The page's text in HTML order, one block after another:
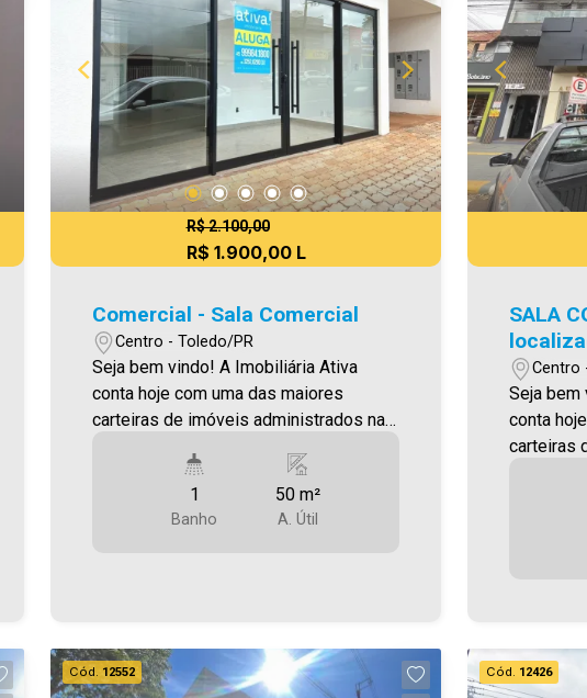
aqui prestadas são verdadeiras,
todavia, reservamo-nos o direito de
corrigir qualquer erro de digitação e/ou
ortografia, bem como alteração dos
preços e imagens. Fotos meramente
ilustrativas.
aqui
todavia,
corrigir
preços e
R$ 2.100,00
R$ 1.900,00 L
Comercial - Sala Comercial
Centro - Toledo/PR
Seja bem vindo! A Imobiliária Ativa
conta hoje com uma das maiores
carteiras de imóveis administrados na
venda. Confira mais uma de nossas
LOCAÇÃO em nosso site. Aproveite
essa oportunidade! Imobiliária Ativa,
1
Banho
50 m²
A. Útil
SALA
Centro
Seja bem vindo! A
conta
carteiras
venda.
Centro com 70m²
essa
Cód. 12552 Cód. 12426